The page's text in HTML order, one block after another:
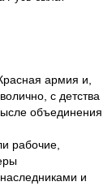
армия и,
с детства
объединения
рабочие,
и